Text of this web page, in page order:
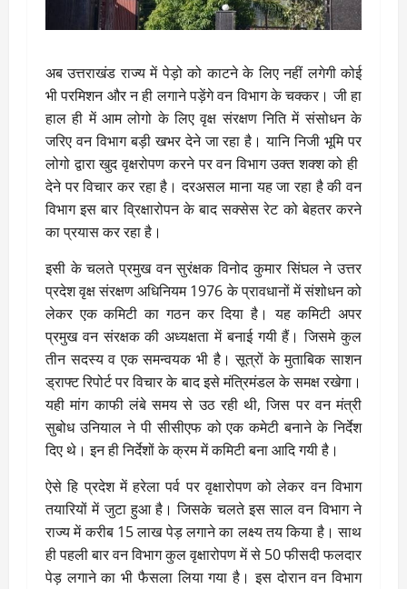
अब उत्तराखंड राज्य में पेड़ो को काटने के लिए नहीं लगेगी कोई
भी परमिशन और न ही लगाने पड़ेंगे वन विभाग के चक्कर। जी हा
हाल ही में आम लोगो के लिए वृक्ष संरक्षण निति में संसोधन के
जरिए वन विभाग बड़ी खभर देने जा रहा है। यानि निजी भूमि पर
लोगो द्वारा खुद वृक्षरोपण करने पर वन विभाग उक्त शक्श को ही
देने पर विचार कर रहा है। दरअसल माना यह जा रहा है की वन
विभाग इस बार व्रिक्षारोपन के बाद सक्सेस रेट को बेहतर करने
का प्रयास कर रहा है।
इसी के चलते प्रमुख वन सुरंक्षक विनोद कुमार सिंघल ने उत्तर
प्रदेश वृक्ष संरक्षण अधिनियम 1976 के प्रावधानों में संशोधन को
लेकर एक कमिटी का गठन कर दिया है। यह कमिटी अपर
प्रमुख वन संरक्षक की अध्यक्षता में बनाई गयी हैं। जिसमे कुल
तीन सदस्य व एक समन्वयक भी है। सूत्रों के मुताबिक साशन
ड्राफ्ट रिपोर्ट पर विचार के बाद इसे मंत्रिमंडल के समक्ष रखेगा।
यही मांग काफी लंबे समय से उठ रही थी, जिस पर वन मंत्री
सुबोध उनियाल ने पी सीसीएफ को एक कमेटी बनाने के निर्देश
दिए थे। इन ही निर्देशों के क्रम में कमिटी बना आदि गयी है।
ऐसे हि प्रदेश में हरेला पर्व पर वृक्षारोपण को लेकर वन विभाग
तयारियों में जुटा हुआ है। जिसके चलते इस साल वन विभाग ने
राज्य में करीब 15 लाख पेड़ लगाने का लक्ष्य तय किया है। साथ
ही पहली बार वन विभाग कुल वृक्षारोपण में से 50 फीसदी फलदार
पेड़ लगाने का भी फैसला लिया गया है। इस दोरान वन विभाग